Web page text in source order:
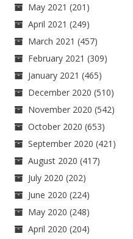
May 2021 (201)
April 2021 (249)
March 2021 (457)
February 2021 (309)
January 2021 (465)
December 2020 (510)
November 2020 (542)
October 2020 (653)
September 2020 (421)
August 2020 (417)
July 2020 (202)
June 2020 (224)
May 2020 (248)
April 2020 (204)